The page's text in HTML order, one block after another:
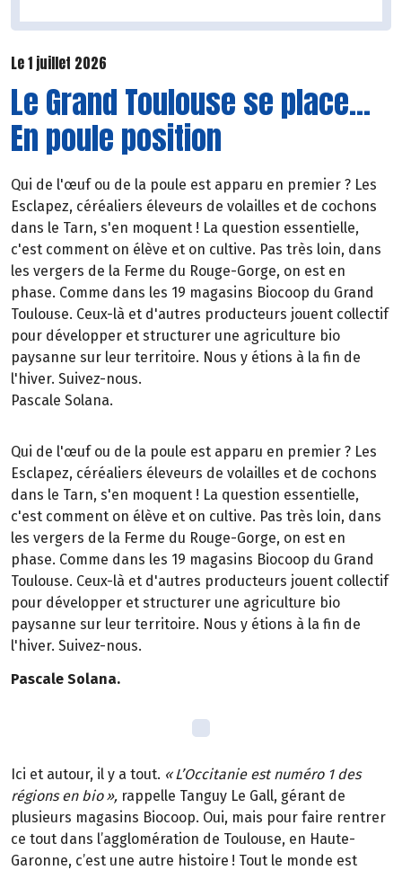
Le 1 juillet 2026
Le Grand Toulouse se place...
En poule position
Qui de l'œuf ou de la poule est apparu en premier ? Les
Esclapez, céréaliers éleveurs de volailles et de cochons
dans le Tarn, s'en moquent ! La question essentielle,
c'est comment on élève et on cultive. Pas très loin, dans
les vergers de la Ferme du Rouge-Gorge, on est en
phase. Comme dans les 19 magasins Biocoop du Grand
Toulouse. Ceux-là et d'autres producteurs jouent collectif
pour développer et structurer une agriculture bio
paysanne sur leur territoire. Nous y étions à la fin de
l'hiver. Suivez-nous.
Pascale Solana.
Qui de l'œuf ou de la poule est apparu en premier ? Les
Esclapez, céréaliers éleveurs de volailles et de cochons
dans le Tarn, s'en moquent ! La question essentielle,
c'est comment on élève et on cultive. Pas très loin, dans
les vergers de la Ferme du Rouge-Gorge, on est en
phase. Comme dans les 19 magasins Biocoop du Grand
Toulouse. Ceux-là et d'autres producteurs jouent collectif
pour développer et structurer une agriculture bio
paysanne sur leur territoire. Nous y étions à la fin de
l'hiver. Suivez-nous.
Pascale Solana.
Ici et autour, il y a tout. « L’Occitanie est numéro 1 des
régions en bio », rappelle Tanguy Le Gall, gérant de
plusieurs magasins Biocoop. Oui, mais pour faire rentrer
ce tout dans l’agglomération de Toulouse, en Haute-
Garonne, c’est une autre histoire ! Tout le monde est